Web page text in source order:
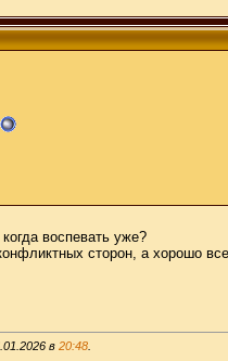
воспевать уже?
сторон, а хорошо
в 20:48